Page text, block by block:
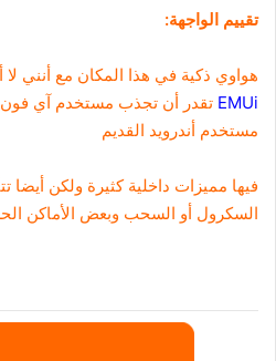
تقييم الواجهة:
هواوي ذكية في هذا المكان مع أنني لا
EMUi تقدر أن تجذب مستخدم آي فون
مستخدم أندرويد القديم
فيها مميزات داخلية كثيرة ولكن أيضا
السكرول أو السحب وبعض الأماكن